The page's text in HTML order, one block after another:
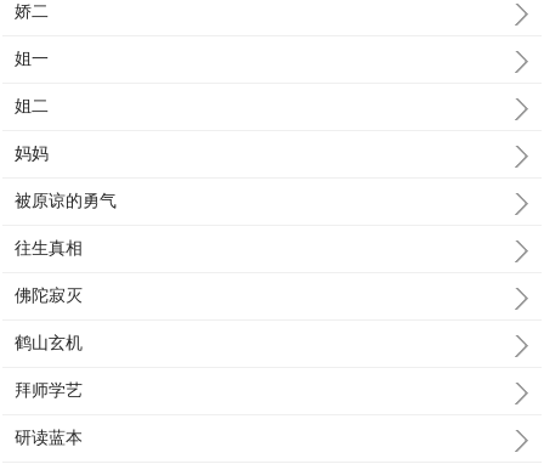
娇二
姐一
姐二
妈妈
被原谅的勇气
往生真相
佛陀寂灭
鹤山玄机
拜师学艺
研读蓝本